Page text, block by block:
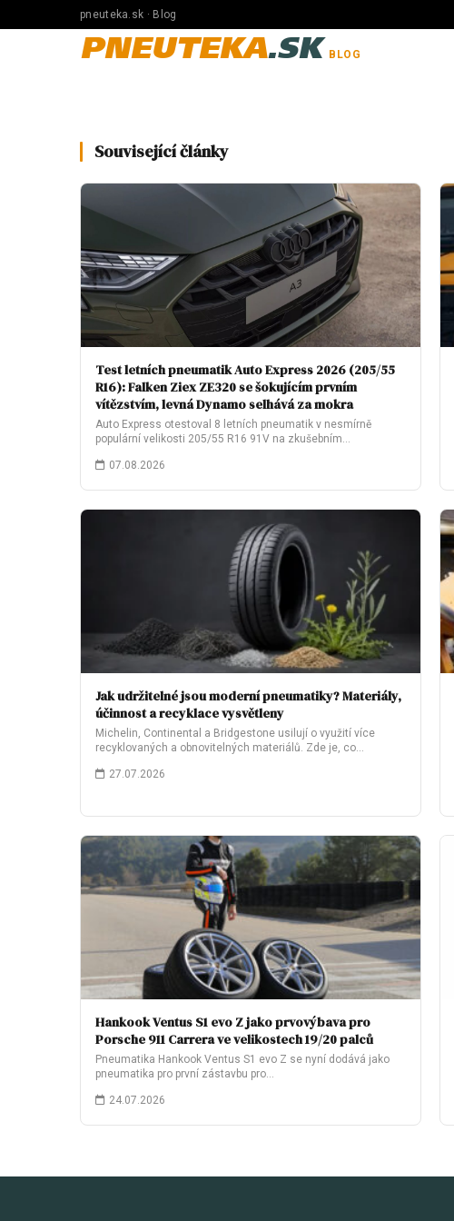
pneuteka.sk · Blog
PNEUTEKA.SK BLOG
Související články
Test letních pneumatik Auto Express 2026 (205/55
R16): Falken Ziex ZE320 se šokujícím prvním
vítězstvím, levná Dynamo selhává za mokra
Auto Express otestoval 8 letních pneumatik v nesmírně
populární velikosti 205/55 R16 91V na zkušebním…
07.08.2026
Jak udržitelné jsou moderní pneumatiky? Materiály,
účinnost a recyklace vysvětleny
Michelin, Continental a Bridgestone usilují o využití více
recyklovaných a obnovitelných materiálů. Zde je, co…
27.07.2026
Hankook Ventus S1 evo Z jako prvovýbava pro
Porsche 911 Carrera ve velikostech 19/20 palců
Pneumatika Hankook Ventus S1 evo Z se nyní dodává jako
pneumatika pro první zástavbu pro…
24.07.2026